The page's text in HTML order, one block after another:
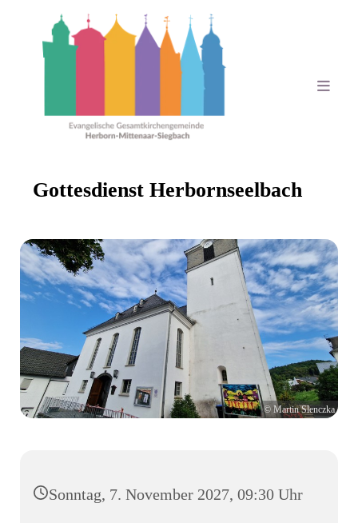
Gottesdienst Herbornseelbach
© Martin Slenczka
Sonntag, 7. November 2027, 09:30 Uhr